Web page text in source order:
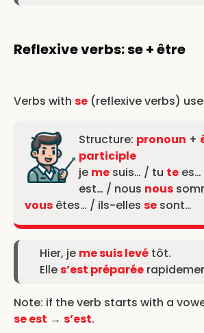
Reflexive verbs: se + être
Verbs with se (reflexive verbs) use
Structure: pronoun +
participle
je me suis… / tu te
est… / nous nous
vous êtes… / ils-elles se sont…
Hier, je me suis levé tôt.
Elles’est préparée
Note: if the verb starts with a
se est → s’est.